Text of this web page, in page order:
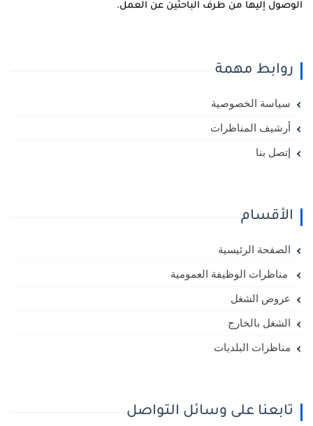
إليها من طرف الباحثين عن العمل.
روابط مهمة
سياسة الخصوصية
أرشيف المناظرات
إتصل بنا
الأقسام
الصفحة الرئيسية
مناظرات الوظيفة العمومية
عروض الشغل
الشغل بالخارج
مناظرات البلديات
تابعنا على وسائل التواصل